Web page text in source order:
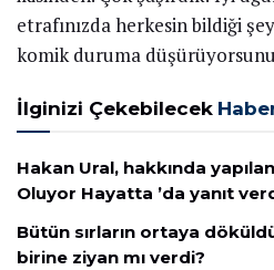
etrafınızda herkesin bildiği
komik duruma
İlginizi Çekebilecek
Hakan Ural, hakkında
Oluyor Hayatta ’da yanıt
Bütün sırların ortaya
birine ziyan mı verdi?